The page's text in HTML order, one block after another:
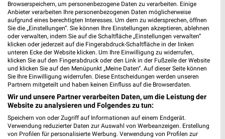
84130 Dingolfing
Heute 09:00 - 20:00 Uhr |
Geöffnet
436,36 km
Tedi Eichendorf
Bahnanlage 41
Heute 09:00 - 20:00 Uhr | Geöffnet
434,16 km
Browserspeichern, um personenbezogene Daten zu verarbeiten. Einige
Anbieter verarbeiten Ihre personenbezogenen Daten möglicherweise
aufgrund eines berechtigten Interesses. Um dem zu widersprechen, öffnen
Sie die „Einstellungen“. Sie können Ihre Einstellungen akzeptieren, ablehnen
oder verwalten, indem Sie auf die Schaltfläche „Einstellungen verwalten“
klicken oder jederzeit auf die Fingerabdruck-Schaltfläche in der linken
unteren Ecke der Website klicken. Um Ihre Einwilligung zu widerrufen,
klicken Sie auf den Fingerabdruck oder den Link in der Fußzeile der Website
und klicken Sie auf den Menüpunkt „Meine Daten“. Auf dieser Seite können
Sie Ihre Einwilligung widerrufen. Diese Entscheidungen werden unseren
Partnern mitgeteilt und haben keinen Einfluss auf die Browserdaten.
Wir und unsere Partner verarbeiten Daten, um die Leistung der
Website zu analysieren und Folgendes zu tun:
Speichern von oder Zugriff auf Informationen auf einem Endgerät.
Verwendung reduzierter Daten zur Auswahl von Werbeanzeigen. Erstellung
von Profilen für personalisierte Werbung. Verwendung von Profilen zur